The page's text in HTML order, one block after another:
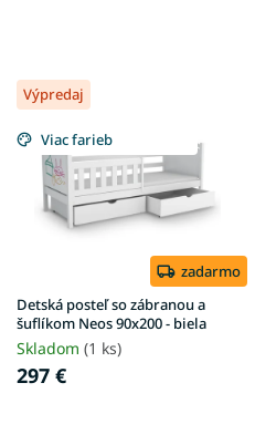
Výpredaj
Viac farieb
zadarmo
Detská posteľ so zábranou a
šuflíkom Neos 90x200 - biela
Skladom (1 ks)
297 €